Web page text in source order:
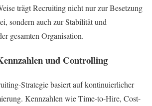
trägt Recruiting nicht nur zur Besetzung
sondern auch zur Stabilität und
gesamten Organisation.
und Controlling
Strategie basiert auf kontinuierlicher
Kennzahlen wie Time-to-Hire, Cost-